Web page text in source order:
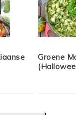
Groene